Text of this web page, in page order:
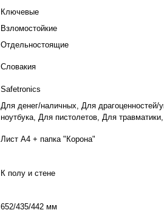
Ключевые
Взломостойкие
Отдельностоящие
Словакия
Safetronics
Для денег/наличных, Для
ноутбука, Для пистолетов, Для
Лист А4 + папка "Корона"
К полу и стене
652/435/442 мм